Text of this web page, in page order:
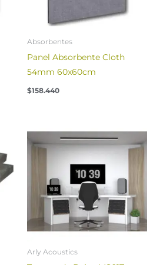
Absorbentes
Panel Absorbente Cloth
54mm 60x60cm
$158.440
Arly Acoustics